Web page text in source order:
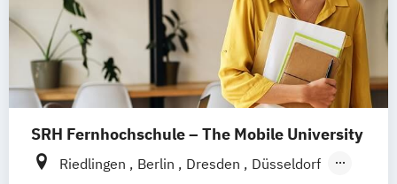
SRH Fernhochschule – The Mobile University
Riedlingen Berlin Dresden
Düsseldorf